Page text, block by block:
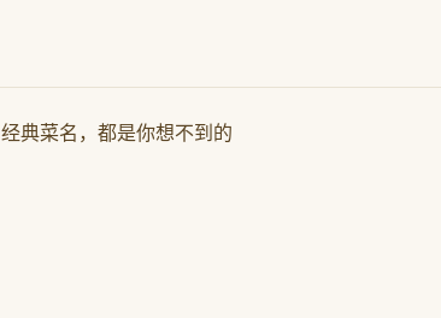
经典菜名，都是你想不到的